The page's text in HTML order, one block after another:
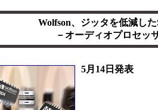
Wolfson、ジッタを低減し
－オーディオプロセッ
5月14日発表